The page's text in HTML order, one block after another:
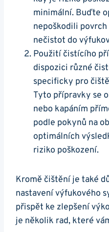
minimální.⁤ Buďte
nepoškodili
nečistot do‍
Použití čistícího
dispozici různé
⁤specificky​ pro
Tyto ‌přípravky​ se
nebo kapáním
‍podle pokynů na⁣
optimálních
riziko poškození.
Kromě ⁤čištění je také
nastavení‌ výfukového‌
přispět ke zlepšení
je několik rad,⁣ které